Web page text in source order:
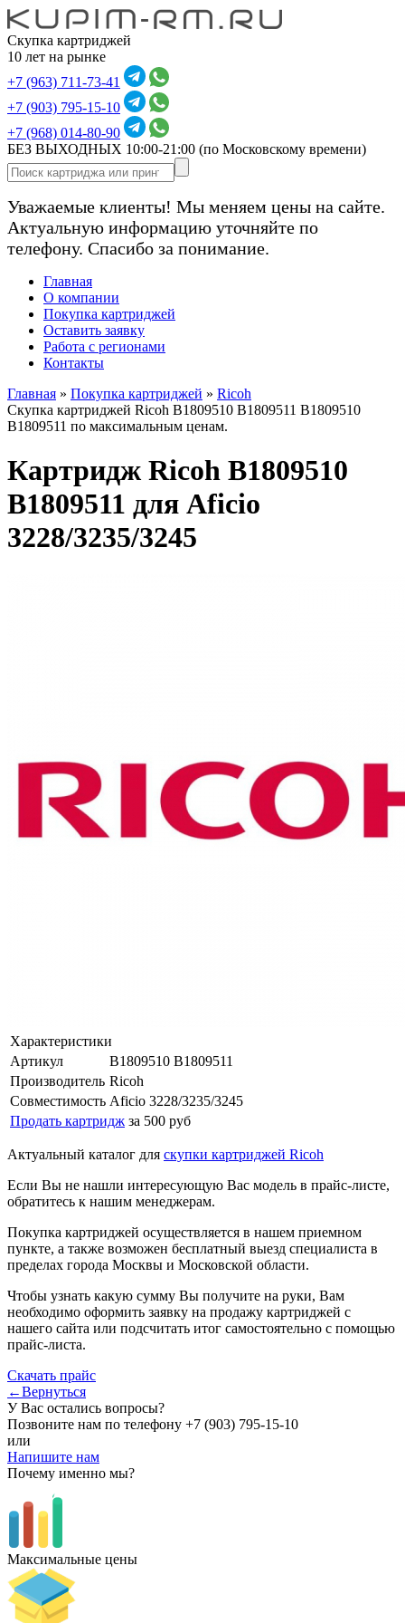
Скупка картриджей
10 лет на рынке
+7 (963) 711-73-41
+7 (903) 795-15-10
+7 (968) 014-80-90
БЕЗ ВЫХОДНЫХ 10:00-21:00 (по Московскому времени)
Уважаемые клиенты! Мы меняем цены на сайте.
Актуальную информацию уточняйте по
телефону. Спасибо за понимание.
Главная
О компании
Покупка картриджей
Оставить заявку
Работа с регионами
Контакты
Главная » Покупка картриджей » Ricoh
Скупка картриджей Ricoh B1809510 B1809511 B1809510
B1809511 по максимальным ценам.
Картридж Ricoh B1809510
B1809511 для Aficio
3228/3235/3245
Характеристики
Артикул
B1809510 B1809511
Производитель Ricoh
Совместимость Aficio 3228/3235/3245
Продать картридж за 500 руб
Актуальный каталог для скупки картриджей Ricoh
Если Вы не нашли интересующую Вас модель в прайс-листе,
обратитесь к нашим менеджерам.
Покупка картриджей осуществляется в нашем приемном
пункте, а также возможен бесплатный выезд специалиста в
пределах города Москвы и Московской области.
Чтобы узнать какую сумму Вы получите на руки, Вам
необходимо оформить заявку на продажу картриджей с
нашего сайта или подсчитать итог самостоятельно с помощью
прайс-листа.
Скачать прайс
←Вернуться
У Вас остались вопросы?
Позвоните нам по телефону +7 (903) 795-15-10
или
Напишите нам
Почему именно мы?
Максимальные цены